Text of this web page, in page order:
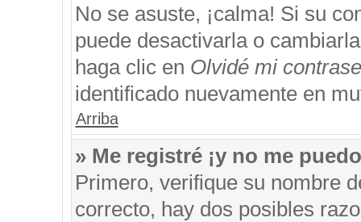
No se asuste, ¡calma! Si su
puede desactivarla o
haga clic en Olvidé mi
identificado nuevamente en
Arriba
» Me registré ¡y no me
Primero, verifique su nombre
correcto, hay dos posibles